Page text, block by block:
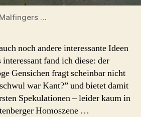
…
noch andere interessante Ideen
fand ich diese: der
Gensichen fragt scheinbar nicht
war Kant?” und bietet damit
Spekulationen – leider kaum in
Homoszene …